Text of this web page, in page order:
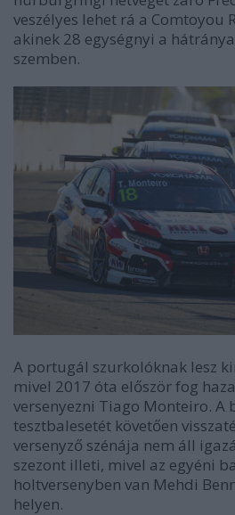
veszélyes lehet rá a Comtoyou
akinek 28 egységnyi a
szemben.
A portugál szurkolóknak lesz
mivel 2017 óta először fog
versenyezni Tiago Monteiro. A
tesztbalesetét követően
versenyző szénája nem áll
szezont illeti, mivel az egyéni
holtversenyben van Mehdi
helyen.